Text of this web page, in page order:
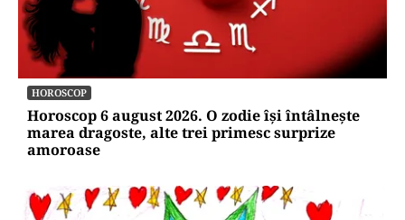
HOROSCOP
Horoscop 6 august 2026. O zodie își întâlnește
marea dragoste, alte trei primesc surprize
amoroase